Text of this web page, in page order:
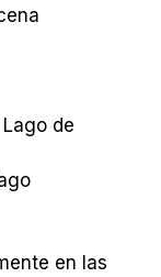
de
en las